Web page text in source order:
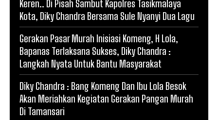
Keren.. Di Pisah Sambut Kapolres Tasikmalaya
Kota, Diky Chandra Bersama Sule Nyanyi Dua Lagu
Gerakan Pasar Murah Inisiasi Komeng, H Lola,
Bapanas Terlaksana Sukses, Diky Chandra :
Langkah Nyata Untuk Bantu Masyarakat
Diky Chandra : Bang Komeng Dan Ibu Lola Besok
Akan Meriahkan Kegiatan Gerakan Pangan Murah
Di Tamansari